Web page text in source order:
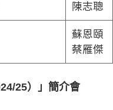
陳志聰
蘇恩頤
蔡雁傑
25）」簡介會